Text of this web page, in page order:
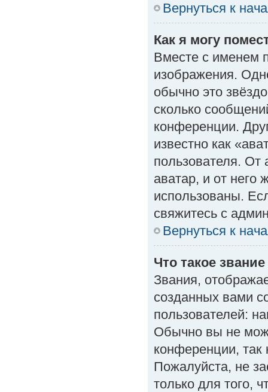
Вернуться к
Как я могу
Вместе с именем
изображения.
обычно это
сколько
конференции.
известно как
пользователя. От
аватар, и от него
использованы.
свяжитесь с
Вернуться к
Что такое
Звания,
созданных вами
пользователей:
Обычно вы не
конференции, так
Пожалуйста, не
только для того,